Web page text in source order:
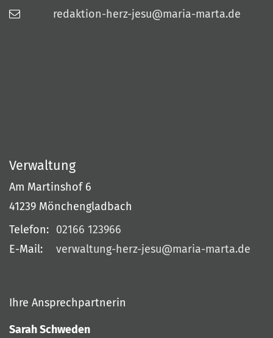
redaktion-herz-jesu@maria-marta.de
Verwaltung
Am Martinshof 6
41239 Mönchengladbach
Telefon: 02166 123966
E-Mail:
verwaltung-herz-jesu@maria-marta.de
Ihre Ansprechpartnerin
Sarah Schweden